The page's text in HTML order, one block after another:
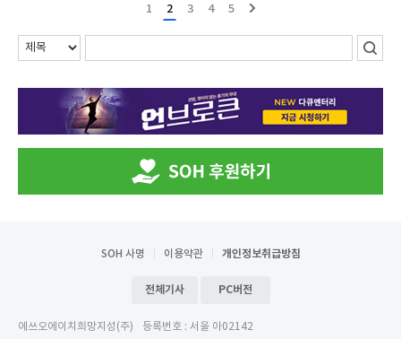
1 2 3 4 5
SOH 사명 이용약관 개인정보취급방침
전체기사 PC버전
에쓰오에이치희망지성(주) 등록번호 : 서울 아02142